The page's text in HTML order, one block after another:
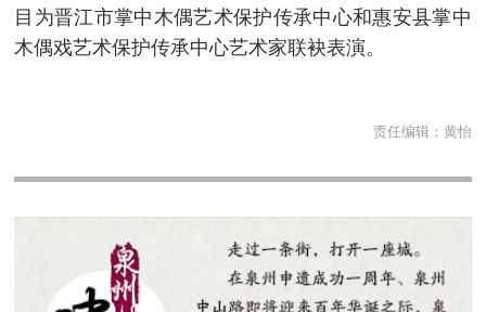
目为晋江市掌中木偶艺术保护传承中心和惠安县掌中
木偶戏艺术保护传承中心艺术家联袂表演。
责任编辑： 黄怡